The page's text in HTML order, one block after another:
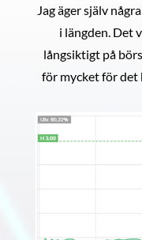
Jag äger själv
i längden. Det
långsiktigt på
för mycket för det